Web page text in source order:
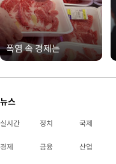
폭염 속 경제는
뉴스
실시간 정치 국제
경제 금융 산업